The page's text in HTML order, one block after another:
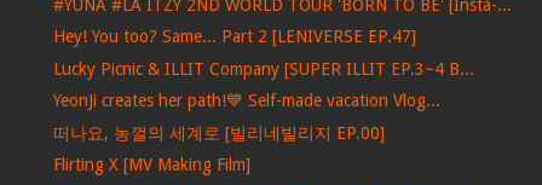
#YUNA #LA ITZY 2ND WORLD TOUR 'BORN TO BE' [Insta-...
Hey! You too? Same... Part 2 [LENIVERSE EP.47]
Lucky Picnic & ILLIT Company [SUPER ILLIT EP.3~4 B...
YeonJi creates her path!💙 Self-made vacation Vlog...
떠나요, 농껄의 세계로 [빌리네빌리지 EP.00]
Flirting X [MV Making Film]